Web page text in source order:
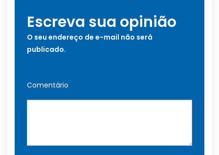
Escreva sua opinião
O seu endereço de e-mail não será
publicado.
Comentário